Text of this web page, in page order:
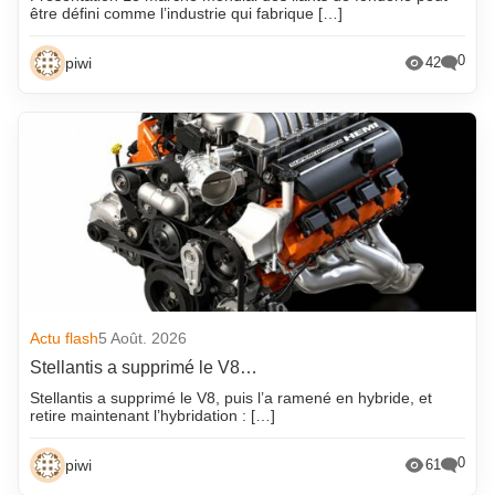
être défini comme l’industrie qui fabrique […]
piwi 42 0
Actu flash5 Août. 2026
Stellantis a supprimé le V8…
Stellantis a supprimé le V8, puis l’a ramené en hybride, et
retire maintenant l’hybridation : […]
piwi 61 0